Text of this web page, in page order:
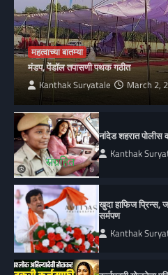
महत्वाच्या बातम्या
मंडप, पेंडॉल तपासणी पथक गठीत
Kanthak Suryatale March 2,
नांदेड शहरात पोलीस
Kanthak
खुदा हाफिज प्रिन्स,
सर्मपण
Kanthak